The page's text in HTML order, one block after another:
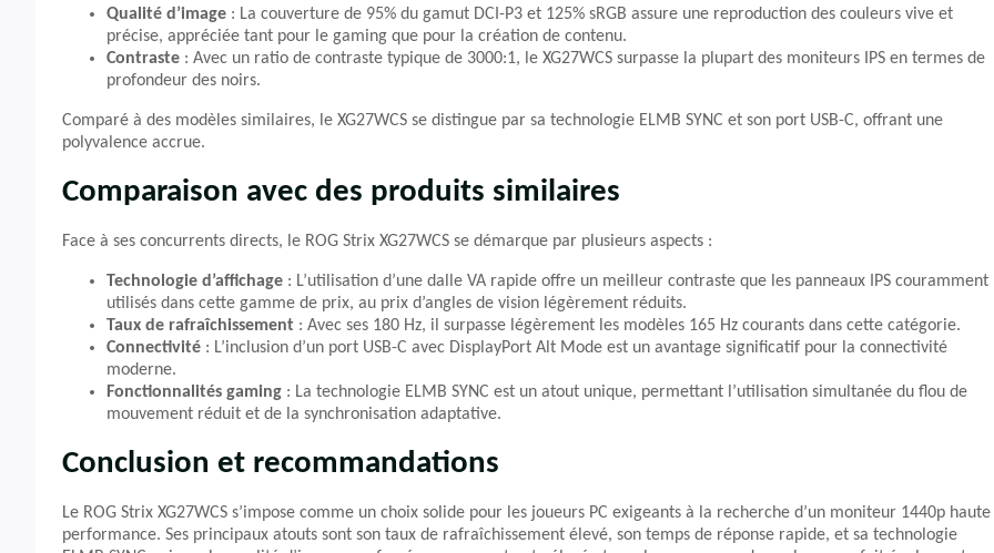
Qualité d’image : La couverture de 95% du gamut DCI-P3 et 125% sRGB assure une reproduction des couleurs vive et
précise, appréciée tant pour le gaming que pour la création de contenu.
Contraste : Avec un ratio de contraste typique de 3000:1, le XG27WCS surpasse la plupart des moniteurs IPS en termes de
profondeur des noirs.
Comparé à des modèles similaires, le XG27WCS se distingue par sa technologie ELMB SYNC et son port USB-C, offrant une
polyvalence accrue.
Comparaison avec des produits similaires
Face à ses concurrents directs, le ROG Strix XG27WCS se démarque par plusieurs aspects :
Technologie d’affichage : L’utilisation d’une dalle VA rapide offre un meilleur contraste que les panneaux IPS couramment
utilisés dans cette gamme de prix, au prix d’angles de vision légèrement réduits.
Taux de rafraîchissement : Avec ses 180 Hz, il surpasse légèrement les modèles 165 Hz courants dans cette catégorie.
Connectivité : L’inclusion d’un port USB-C avec DisplayPort Alt Mode est un avantage significatif pour la connectivité
moderne.
Fonctionnalités gaming : La technologie ELMB SYNC est un atout unique, permettant l’utilisation simultanée du flou de
mouvement réduit et de la synchronisation adaptative.
Conclusion et recommandations
Le ROG Strix XG27WCS s’impose comme un choix solide pour les joueurs PC exigeants à la recherche d’un moniteur 1440p haute
performance. Ses principaux atouts sont son taux de rafraîchissement élevé, son temps de réponse rapide, et sa technologie